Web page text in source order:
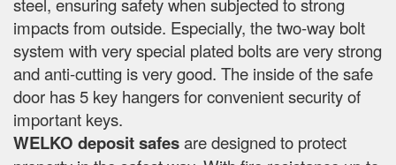
impacts from outside. Especially, the two-way bolt
system with very special plated bolts are very strong
and anti-cutting is very good. The inside of the safe
door has 5 key hangers for convenient security of
important keys.
WELKO deposit safesare designed to protect